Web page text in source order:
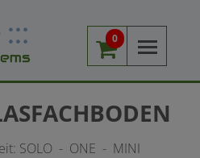
0
SOLO - ONE - MINI